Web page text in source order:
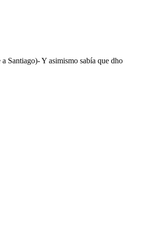
Santiago)- Y asimismo sabía que dho